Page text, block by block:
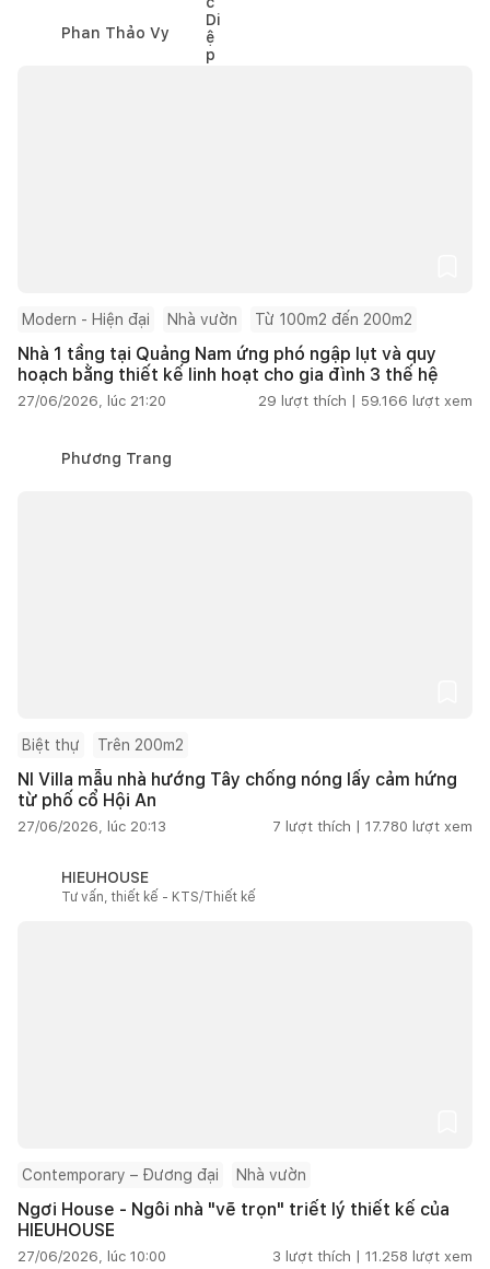
Phan Thảo Vy
Modern - Hiện đại Nhà vườn Từ 100m2 đến 200m2
Nhà 1 tầng tại Quảng Nam ứng phó ngập lụt và quy
hoạch bằng thiết kế linh hoạt cho gia đình 3 thế hệ
27/06/2026, lúc 21:20 29 lượt thích | 59.166 lượt xem
Phương Trang
Biệt thự Trên 200m2
NI Villa mẫu nhà hướng Tây chống nóng lấy cảm hứng
từ phố cổ Hội An
27/06/2026, lúc 20:13 7 lượt thích | 17.780 lượt xem
HIEUHOUSE
Tư vấn, thiết kế - KTS/Thiết kế
Contemporary – Đương đại Nhà vườn
Ngơi House - Ngôi nhà "vẽ trọn" triết lý thiết kế của
HIEUHOUSE
27/06/2026, lúc 10:00 3 lượt thích | 11.258 lượt xem